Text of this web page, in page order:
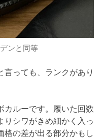
ンと同等
っても、ランクがあり
カルーです。履いた回数
りシワがきめ細かく入っ
格の差が出る部分かもし